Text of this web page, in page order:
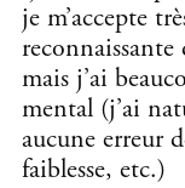
je m’accepte
mais j’ai
mental (j’ai
aucune erreur
faiblesse, etc.)